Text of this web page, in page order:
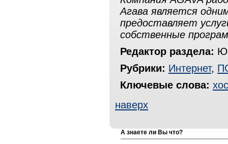
Агава является
предоставляет
собственные
Редактор раздела:
Рубрики: Интернет,
Ключевые слова:
наверх
А знаете ли Вы что?